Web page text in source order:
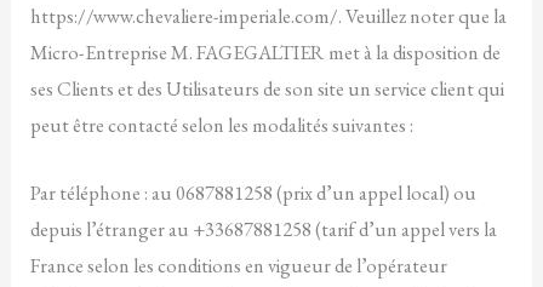
https://www.chevaliere-imperiale.com/. Veuillez noter que la
Micro-Entreprise M. FAGEGALTIER met à la disposition de
ses Clients et des Utilisateurs de son site un service client qui
peut être contacté selon les modalités suivantes :
Par téléphone : au 0687881258 (prix d’un appel local) ou
depuis l’étranger au +33687881258 (tarif d’un appel vers la
France selon les conditions en vigueur de l’opérateur